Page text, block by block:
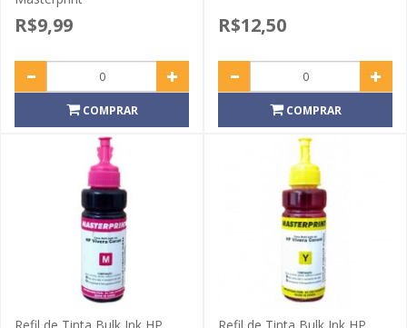
R$9,99
COMPRAR
R$12,50
COMPRAR